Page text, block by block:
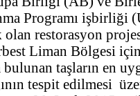
Programı işbirliği
olan restorasyon
Liman Bölgesi
bulunan taşların en
tespit edilmesi